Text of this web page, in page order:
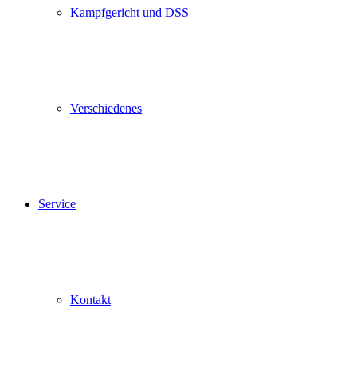
Kampfgericht und DSS
Verschiedenes
Service
Kontakt